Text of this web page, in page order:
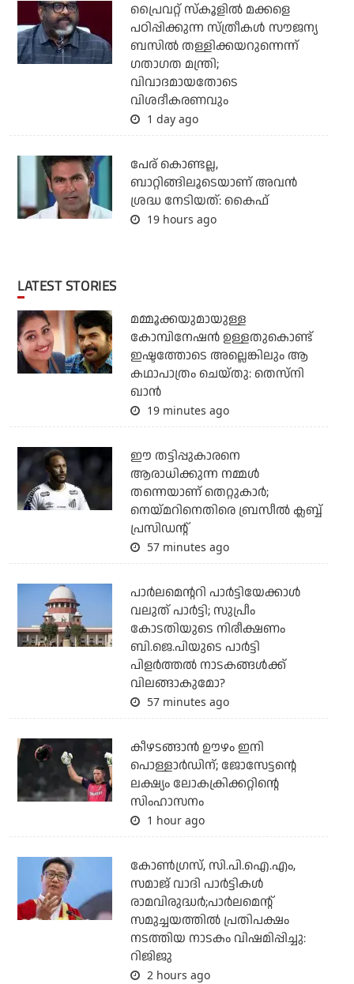
പ്രൈവറ്റ് സ്‌കൂളില്‍ മക്കളെ
പഠിപ്പിക്കുന്ന സ്ത്രീകള്‍ സൗജന്യ
ബസില്‍ തള്ളിക്കയറുന്നെന്ന്
ഗതാഗത മന്ത്രി;
വിവാദമായതോടെ
വിശദീകരണവും
1 day ago
പേര് കൊണ്ടല്ല,
ബാറ്റിങ്ങിലൂടെയാണ് അവൻ
ശ്രദ്ധ നേടിയത്: കൈഫ്
19 hours ago
LATEST STORIES
മമ്മൂക്കയുമായുള്ള
കോമ്പിനേഷൻ ഉള്ളതുകൊണ്ട്
ഇഷ്ടത്തോടെ അല്ലെങ്കിലും ആ
കഥാപാത്രം ചെയ്തു: തെസ്നി
ഖാൻ
19 minutes ago
ഈ തട്ടിപ്പുകാരനെ
ആരാധിക്കുന്ന നമ്മള്‍
തന്നെയാണ് തെറ്റുകാര്‍;
നെയ്മറിനെതിരെ ബ്രസീല്‍ ക്ലബ്ബ്
പ്രസിഡന്റ്
57 minutes ago
പാര്‍ലമെന്ററി പാര്‍ട്ടിയേക്കാള്‍
വലുത് പാര്‍ട്ടി; സുപ്രീം
കോടതിയുടെ നിരീക്ഷണം
ബി.ജെ.പിയുടെ പാര്‍ട്ടി
പിളര്‍ത്തല്‍ നാടകങ്ങള്‍ക്ക്
വിലങ്ങാകുമോ?
57 minutes ago
കീഴടങ്ങാന്‍ ഊഴം ഇനി
പൊള്ളാര്‍ഡിന്; ജോസേട്ടന്റെ
ലക്ഷ്യം ലോകക്രിക്കറ്റിന്റെ
സിംഹാസനം
1 hour ago
കോണ്‍ഗ്രസ്, സി.പി.ഐ.എം,
സമാജ് വാദി പാര്‍ട്ടികള്‍
രാമവിരുദ്ധര്‍;പാര്‍ലമെന്റ്
സമുച്ചയത്തില്‍ പ്രതിപക്ഷം
നടത്തിയ നാടകം വിഷമിപ്പിച്ചു:
റിജിജു
2 hours ago